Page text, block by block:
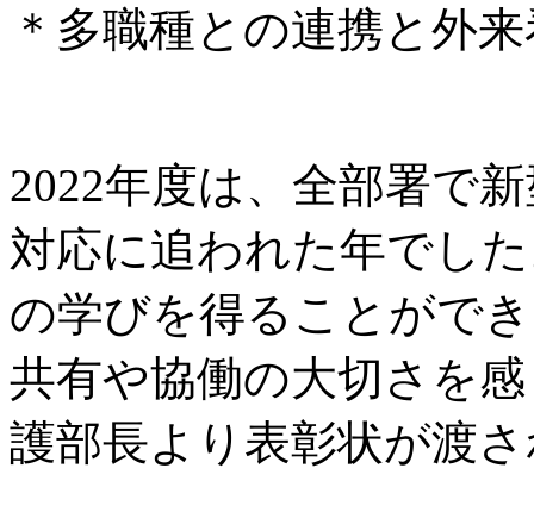
＊多職種との連携と外
2022年度は、全部署で
対応に追われた年でし
の学びを得ることがで
共有や協働の大切さを
護部長より表彰状が渡